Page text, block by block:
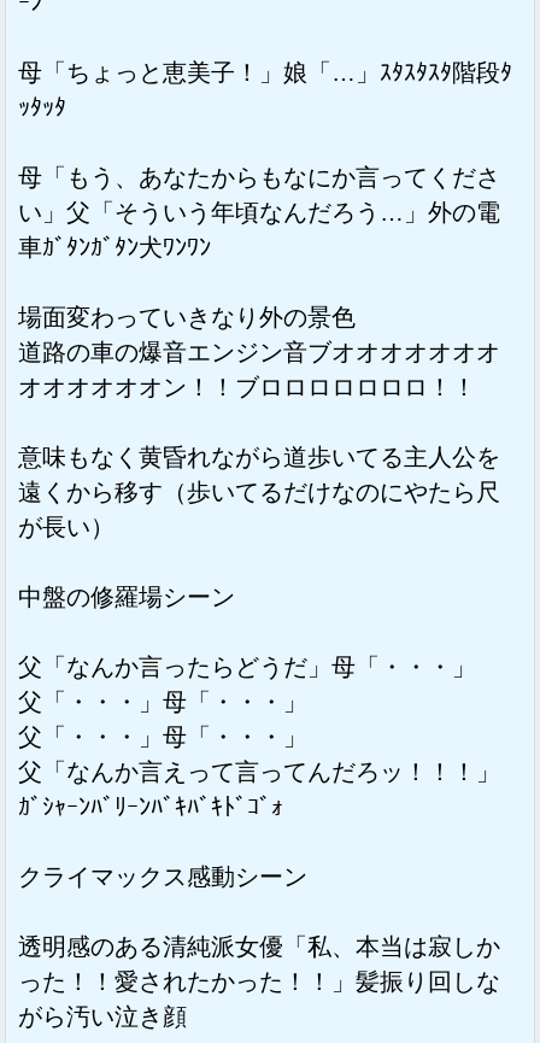
母「ちょっと恵美子！」娘「…」ｽﾀｽﾀｽﾀ階段ﾀ
ｯﾀｯﾀ
母「もう、あなたからもなにか言ってくださ
い」父「そういう年頃なんだろう…」外の電
車ｶﾞﾀﾝｶﾞﾀﾝ犬ﾜﾝﾜﾝ
場面変わっていきなり外の景色
道路の車の爆音エンジン音ブオオオオオオオ
オオオオオオン！！ブロロロロロロロ！！
意味もなく黄昏れながら道歩いてる主人公を
遠くから移す（歩いてるだけなのにやたら尺
が長い）
中盤の修羅場シーン
父「なんか言ったらどうだ」母「・・・」
父「・・・」母「・・・」
父「・・・」母「・・・」
父「なんか言えって言ってんだろッ！！！」
ｶﾞｼｬｰﾝﾊﾞﾘｰﾝﾊﾞｷﾊﾞｷﾄﾞｺﾞｫ
クライマックス感動シーン
透明感のある清純派女優「私、本当は寂しか
った！！愛されたかった！！」髪振り回しな
がら汚い泣き顔